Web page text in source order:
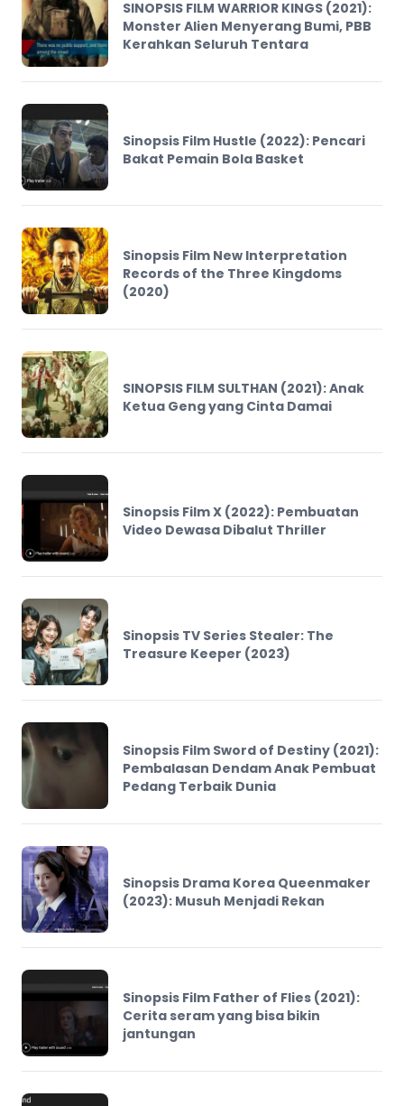
SINOPSIS FILM WARRIOR KINGS (2021):
Monster Alien Menyerang Bumi, PBB
Kerahkan Seluruh Tentara
Sinopsis Film Hustle (2022): Pencari
Bakat Pemain Bola Basket
Sinopsis Film New Interpretation
Records of the Three Kingdoms
(2020)
SINOPSIS FILM SULTHAN (2021): Anak
Ketua Geng yang Cinta Damai
Sinopsis Film X (2022): Pembuatan
Video Dewasa Dibalut Thriller
Sinopsis TV Series Stealer: The
Treasure Keeper (2023)
Sinopsis Film Sword of Destiny (2021):
Pembalasan Dendam Anak Pembuat
Pedang Terbaik Dunia
Sinopsis Drama Korea Queenmaker
(2023): Musuh Menjadi Rekan
Sinopsis Film Father of Flies (2021):
Cerita seram yang bisa bikin
jantungan